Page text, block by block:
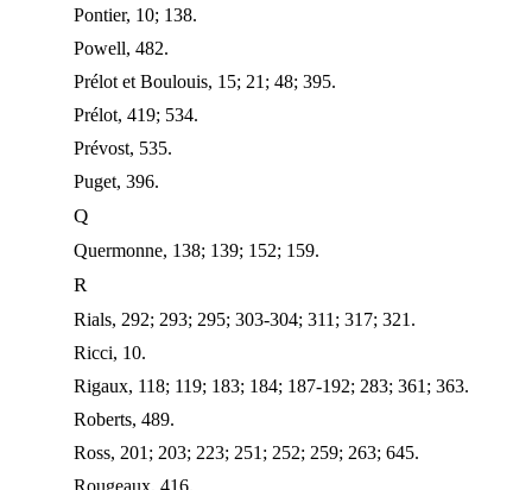
Pontier, 10; 138.
Powell, 482.
Prélot et Boulouis, 15; 21; 48; 395.
Prélot, 419; 534.
Prévost, 535.
Puget, 396.
Q
Quermonne, 138; 139; 152; 159.
R
Rials, 292; 293; 295; 303-304; 311; 317; 321.
Ricci, 10.
Rigaux, 118; 119; 183; 184; 187-192; 283; 361; 363.
Roberts, 489.
Ross, 201; 203; 223; 251; 252; 259; 263; 645.
Rougeaux, 416.